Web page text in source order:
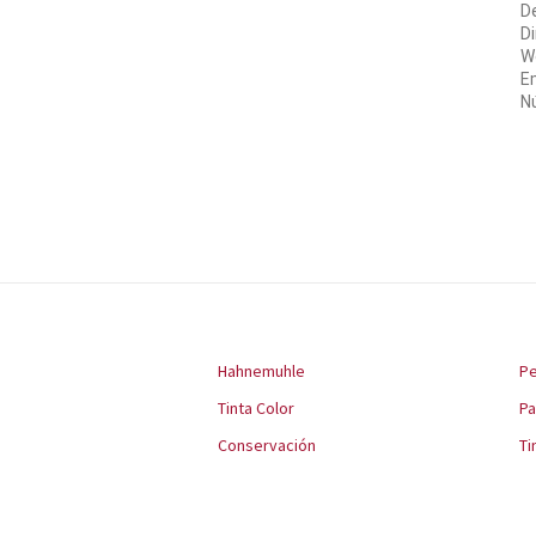
Hahnemuhle
Tinta Color
Conservación